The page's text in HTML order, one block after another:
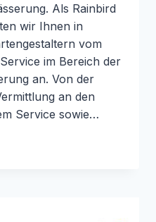
Als Rainbird
wir Ihnen in
vom
im Bereich der
an. Von der
an den
Service sowie…